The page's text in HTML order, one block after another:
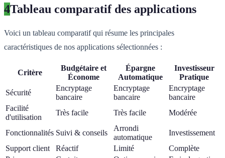
4Tableau comparatif des applications
Voici un tableau comparatif qui résume les principales
caractéristiques de nos applications sélectionnées :
Critère
Budgétaire et
Économe
Épargne
Automatique
Investisseur
Pratique
Sécurité
Encryptage
bancaire
Encryptage
bancaire
Encryptage
bancaire
Facilité
d'utilisation
Très facile Très facile Modérée
Fonctionnalités Suivi & conseils
Arrondi
automatique
Investissement
Support client
Réactif Limité
Complète